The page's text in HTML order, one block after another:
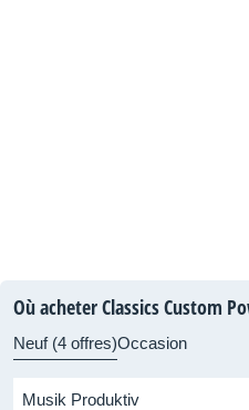
Où acheter Classics Custom
Neuf (4 offres)Occasion
Musik Produktiv